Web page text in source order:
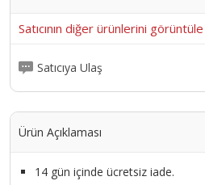
Satıcının diğer ürünlerini görüntüle
Satıcıya Ulaş
Ürün Açıklaması
14 gün içinde ücretsiz iade.